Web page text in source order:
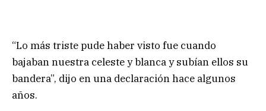
“Lo más triste pude haber visto fue cuando
bajaban nuestra celeste y blanca y subían ellos su
bandera”, dijo en una declaración hace algunos
años.